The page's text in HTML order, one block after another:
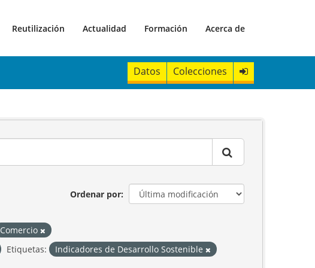
Reutilización Actualidad Formación Acerca de
Datos Colecciones
Ordenar por
Comercio
Etiquetas:
Indicadores de Desarrollo Sostenible